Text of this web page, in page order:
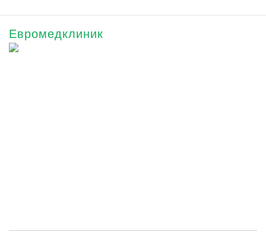
Евромедклиник